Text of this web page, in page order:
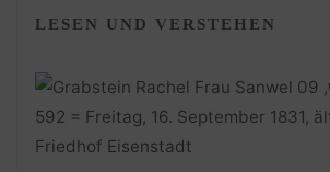
LESEN UND VERSTEHEN